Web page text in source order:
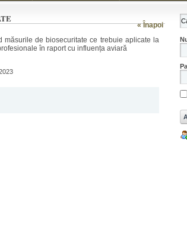
« Înapoi
măsurile de biosecuritate ce trebuie aplicate la
în raport cu influența aviară